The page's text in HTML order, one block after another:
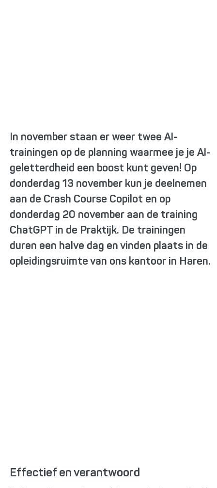
In november staan er weer twee AI-
trainingen op de planning waarmee je je AI-
geletterdheid een boost kunt geven! Op
donderdag 13 november kun je deelnemen
aan de Crash Course Copilot en op
donderdag 20 november aan de training
ChatGPT in de Praktijk. De trainingen
duren een halve dag en vinden plaats in de
opleidingsruimte van ons kantoor in Haren.
Effectief en verantwoord